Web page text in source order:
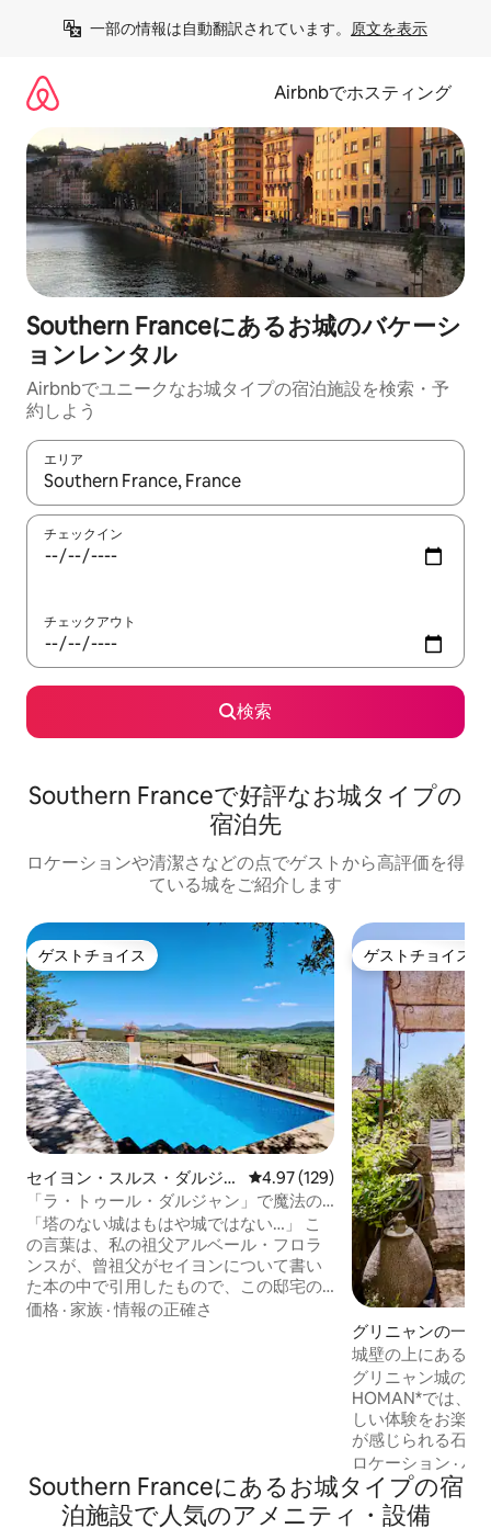
一部の情報は自動翻訳されています。 原文を表示
Airbnbでホスティング
Southern Franceにあるお城のバケーシ
ョンレンタル
Airbnbでユニークなお城タイプの宿泊施設を検索・予
約しよう
エリア
検索結果が表示されたら、上下の矢印キーを使って移動するか
チェックイン
チェックアウト
検索
Southern Franceで好評なお城タイプの
宿泊先
ロケーションや清潔さなどの点でゲストから高評価を得
ている城をご紹介します
ゲストチョイス
ゲストチョイス
セイヨン・スルス・ダルジャ
ンの塔・タワー
レビュー129件、5つ星中4.97つ
4.97 (129)
「ラ・トゥール・ダルジャン」で魔法の
ような体験を
​「塔のない城はもはや城ではない…」 こ
の言葉は、私の祖父アルベール・フロラ
ンスが、曾祖父がセイヨンについて書い
た本の中で引用したもので、この邸宅の
魂を表現するものです。私たちは、この
取り戻せる魔法のような場所です。
価格 · 家族 ·情報の正確さ
ゲストチョイス
ゲストチョイス
グリニャンの一軒
城壁の上にある吊
クな魅力
グリニャン城の城
HOMAN*では、
しい体験をお楽し
が感じられる石造
18世紀に建てら
の部屋があり、そ
る明るいキッチン
には、ラベンダ
ロケーション ·ハ
Southern Franceにあるお城タイプの宿
泊施設で人気のアメニティ・設備